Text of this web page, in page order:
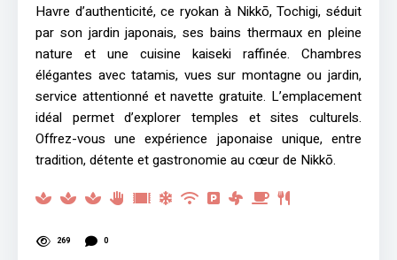
Havre d’authenticité, ce ryokan à Nikkō, Tochigi, séduit
par son jardin japonais, ses bains thermaux en pleine
nature et une cuisine kaiseki raffinée. Chambres
élégantes avec tatamis, vues sur montagne ou jardin,
service attentionné et navette gratuite. L’emplacement
idéal permet d’explorer temples et sites culturels.
Offrez-vous une expérience japonaise unique, entre
tradition, détente et gastronomie au cœur de Nikkō.
269 0